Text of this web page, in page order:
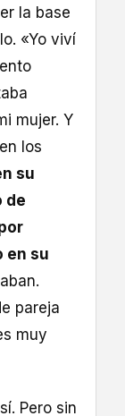
la base
«Yo viví
mujer. Y
los
su
de
en su
pareja
muy
Pero sin